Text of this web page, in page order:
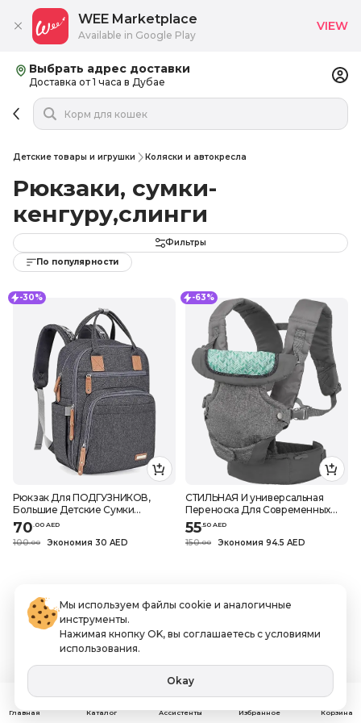
Выбрать адрес доставки
Доставка от 1 часа в Дубае
Детские товары и игрушки Коляски и автокресла
Рюкзаки, сумки-
кенгуру,слинги
Фильтры
По популярности
-30%
Рюкзак Для ПОДГУЗНИКОВ,
Большие Детские Сумки
Унисекс, Дорожный РЮКЗАК,
Серый
70.00 AED
100.00 Экономия 30 AED
-63%
СТИЛЬНАЯ И универсальная
Переноска Для Современных
родителей
55.50 AED
150.00 Экономия 94.5 AED
WEE Marketplace
Available in Google Play
VIEW
Главная Каталог Ассистенты Избранное Корзина
Мы используем файлы cookie и аналогичные
инструменты.
Нажимая кнопку OK, вы соглашаетесь с условиями
использования.
Okay